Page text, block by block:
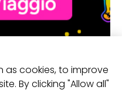
as cookies, to improve
By clicking "Allow all"